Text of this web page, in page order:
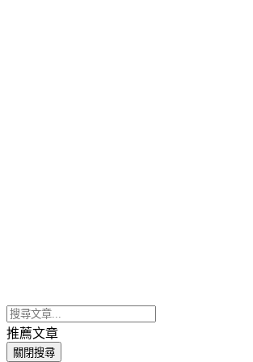
推薦文章
關閉搜尋